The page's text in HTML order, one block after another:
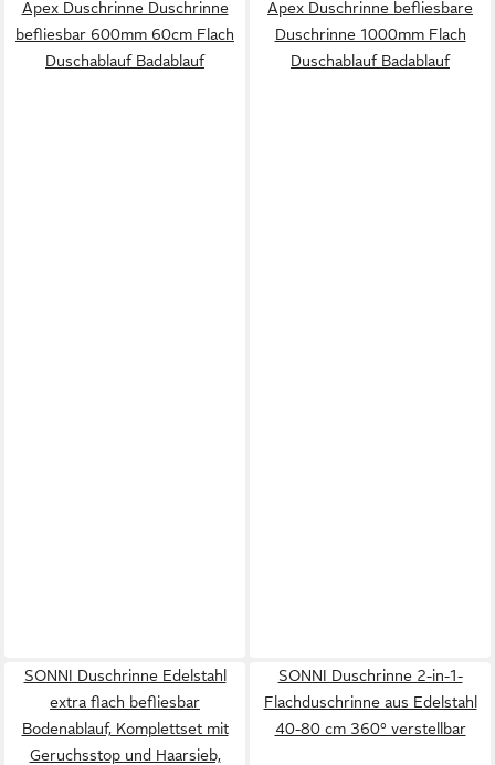
Apex Duschrinne Duschrinne
befliesbar 600mm 60cm Flach
Duschablauf Badablauf
Apex Duschrinne befliesbare
Duschrinne 1000mm Flach
Duschablauf Badablauf
SONNI Duschrinne Edelstahl
extra flach befliesbar
Bodenablauf, Komplettset mit
Geruchsstop und Haarsieb,
SONNI Duschrinne 2-in-1-
Flachduschrinne aus Edelstahl
40-80 cm 360° verstellbar